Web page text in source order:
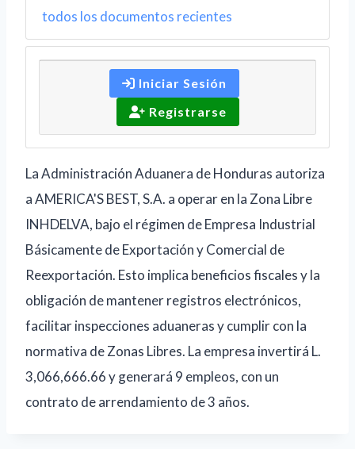
todos los documentos recientes
Iniciar Sesión
Registrarse
La Administración Aduanera de Honduras autoriza
a AMERICA'S BEST, S.A. a operar en la Zona Libre
INHDELVA, bajo el régimen de Empresa Industrial
Básicamente de Exportación y Comercial de
Reexportación. Esto implica beneficios fiscales y la
obligación de mantener registros electrónicos,
facilitar inspecciones aduaneras y cumplir con la
normativa de Zonas Libres. La empresa invertirá L.
3,066,666.66 y generará 9 empleos, con un
contrato de arrendamiento de 3 años.